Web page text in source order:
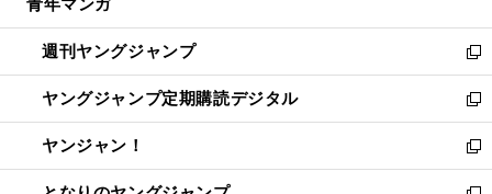
開
く
ウ
で
開
く
ン
ド
ウ
で
開
く
ウ
ィ
ン
ド
ウ
で
開
週刊ヤングジャンプ
新
し
い
ウ
ィ
ン
ヤングジャンプ定期購読デジタル
新
し
い
ウ
ヤンジャン！
新
し